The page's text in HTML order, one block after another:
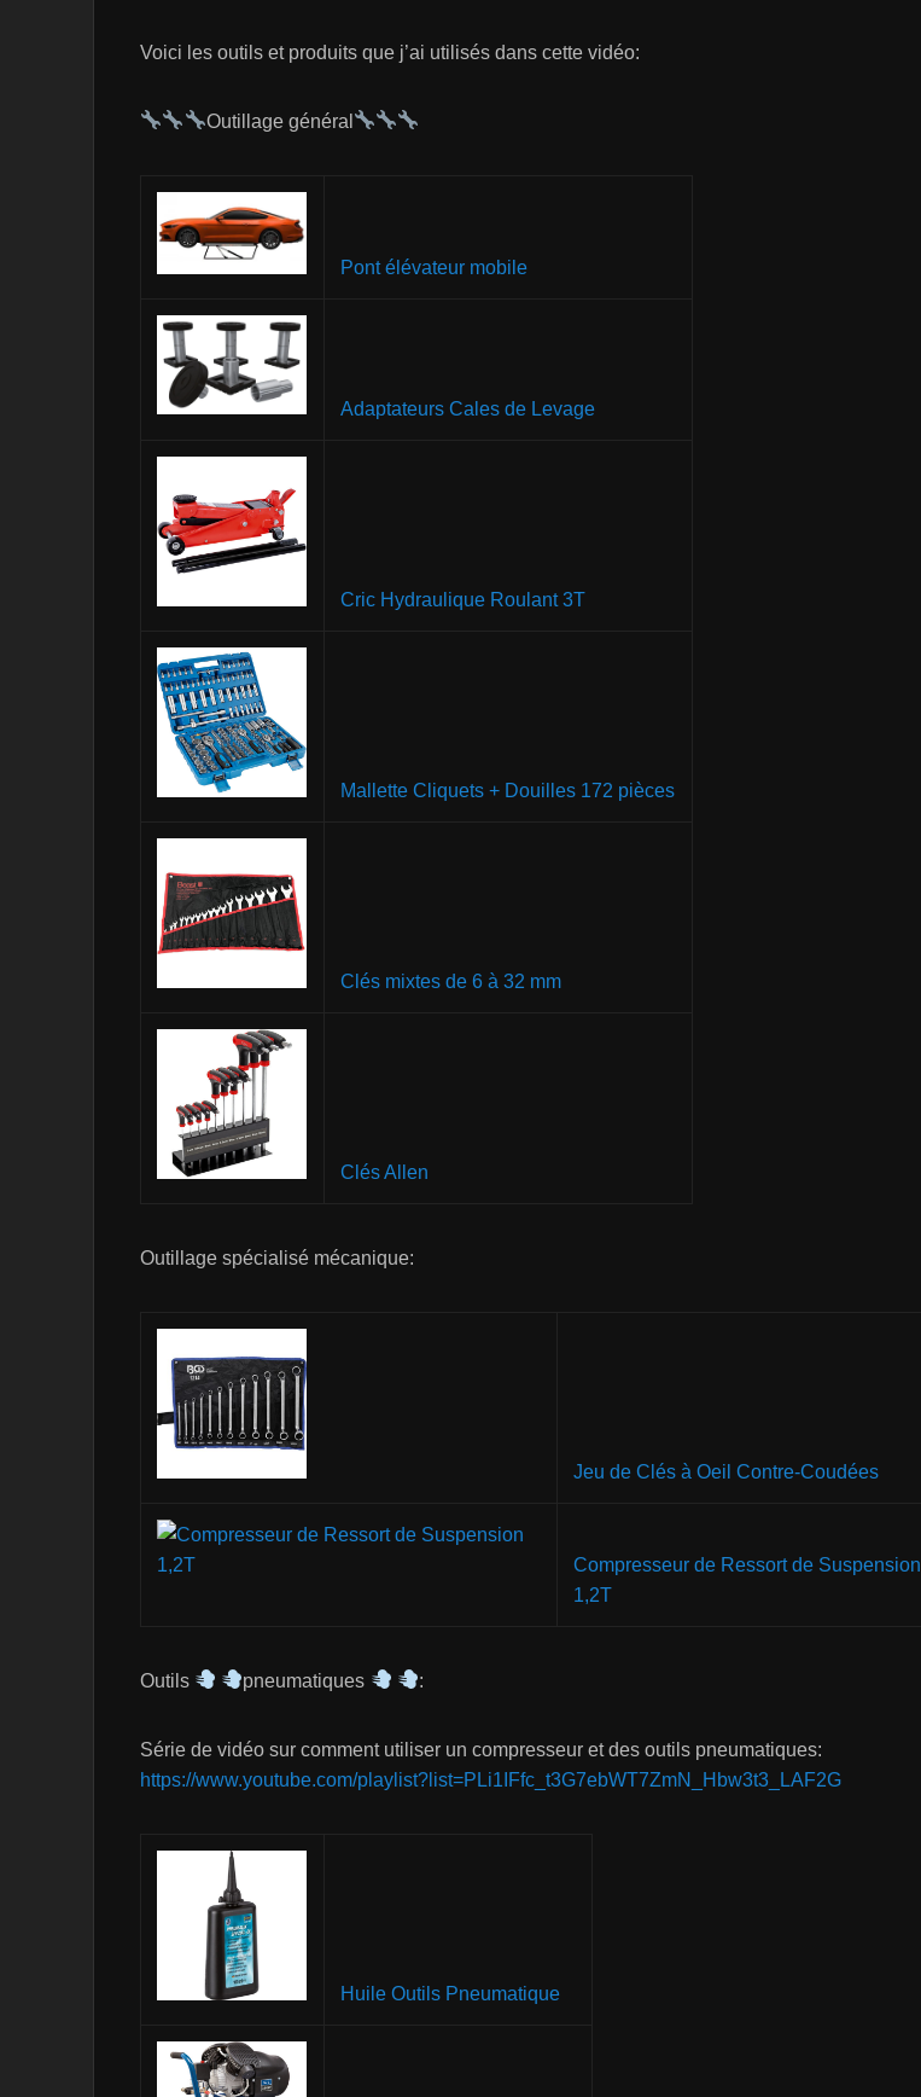
Voici les outils et produits que j’ai utilisés dans cette vidéo:
Outillage général
Pont élévateur mobile
Adaptateurs Cales de Levage
Cric Hydraulique Roulant 3T
Mallette Cliquets + Douilles 172 pièces
Clés mixtes de 6 à 32 mm
Clés Allen
Outillage spécialisé mécanique:
Jeu de Clés à Oeil Contre-Coudées
Compresseur de Ressort de Suspension
1,2T
Outils pneumatiques :
Série de vidéo sur comment utiliser un compresseur et des outils pneumatiques:
https://www.youtube.com/playlist?list=PLi1IFfc_t3G7ebWT7ZmN_Hbw3t3_LAF2G
Huile Outils Pneumatique